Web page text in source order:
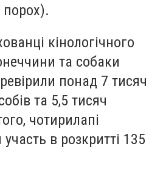
порох).
кінологічного
та собаки
понад 7 тисяч
та 5,5 тисяч
чотирилапі
в розкритті 135